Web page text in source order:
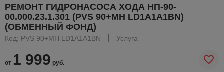
РЕМОНТ ГИДРОНАСОСА ХОДА НП-90-
00.000.23.1.301 (PVS 90+МН LD1A1A1BN)
(ОБМЕННЫЙ ФОНД)
Код: PVS 90+МН LD1A1A1BN Услуга
от 1 999 руб.